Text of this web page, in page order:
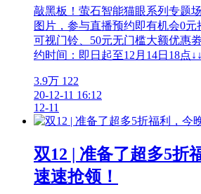
敲黑板！萤石智能猫眼系列专题
图片，参与直播预约即有机会0元
可视门铃、50元无门槛大额优惠
约时间：即日起至12月14日18点
3.9万 122
20-12-11 16:12
12-11
双12 | 准备了超多5折
速速抢领！